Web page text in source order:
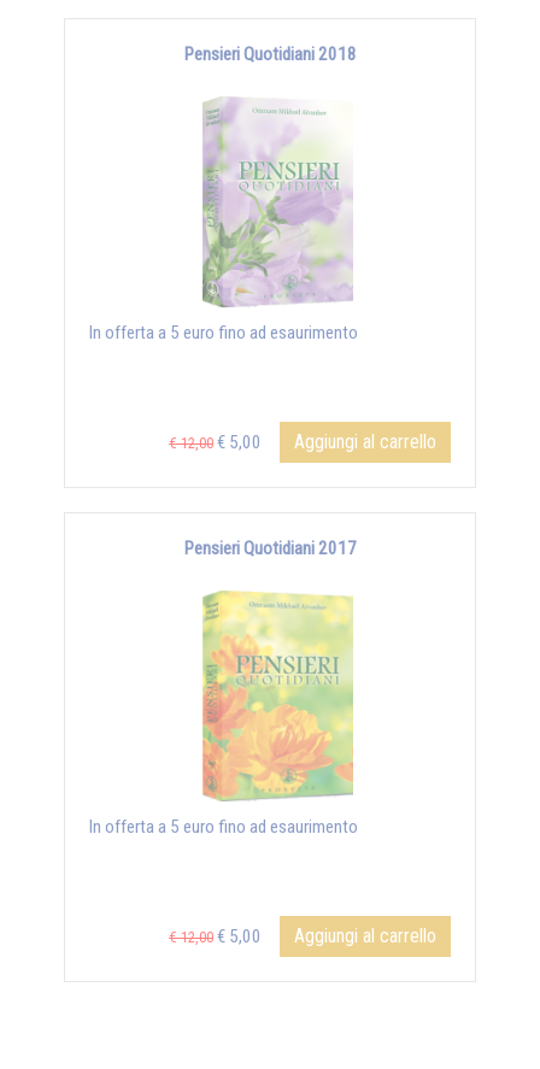
Pensieri Quotidiani 2018
In offerta a 5 euro fino ad esaurimento
€ 12,00 € 5,00 Aggiungi al carrello
Pensieri Quotidiani 2017
In offerta a 5 euro fino ad esaurimento
€ 12,00 € 5,00 Aggiungi al carrello